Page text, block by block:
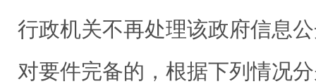
行政机关不再处理该政府信息
对要件完备的，根据下列情况